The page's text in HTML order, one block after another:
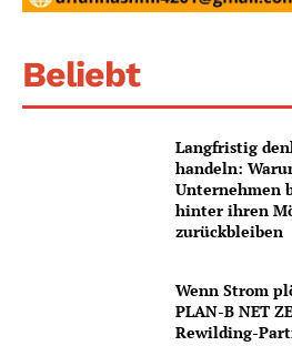
Beliebt
Langfristig
handeln:
Unternehmen
hinter ihren
zurückbleiben
Wenn Strom
PLAN-B NET
Rewilding-